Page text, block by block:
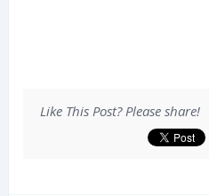
Like This Post? Please share!